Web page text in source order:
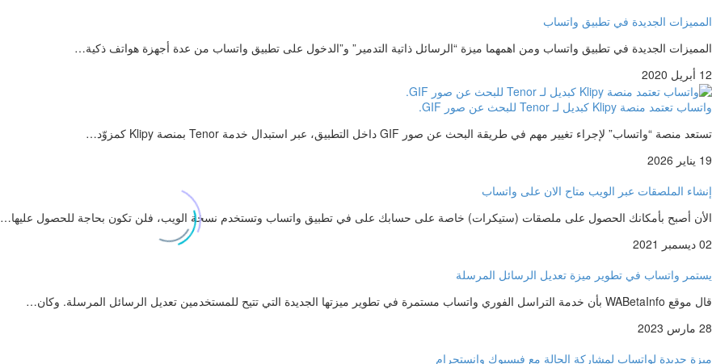
المميزات الجديدة في تطبيق واتساب
المميزات الجديدة في تطبيق واتساب ومن اهمهما ميزة “الرسائل ذاتية التدمير” و”الدخول على تطبيق واتساب من عدة أجهزة هواتف ذكية…
12 أبريل 2020
واتساب تعتمد منصة Klipy كبديل لـ Tenor للبحث عن صور GIF.
تستعد منصة “واتساب” لإجراء تغيير مهم في طريقة البحث عن صور GIF داخل التطبيق، عبر استبدال خدمة Tenor بمنصة Klipy كمزوّد…
19 يناير 2026
إنشاء الملصقات عبر الويب متاح الان على واتساب
الأن أصبح بأمكانك الحصول على ملصقات (ستيكرات) خاصة على حسابك على في تطبيق واتساب وتستخدم نسخة الويب، فلن تكون بحاجة للحصول عليها…
02 ديسمبر 2021
يستمر واتساب في تطوير ميزة تعديل الرسائل المرسلة
قال موقع WABetaInfo بأن خدمة التراسل الفوري واتساب مستمرة في تطوير ميزتها الجديدة التي تتيح للمستخدمين تعديل الرسائل المرسلة. وكان…
28 مارس 2023
ميزة جديدة لواتساب لمشاركة الحالة مع فيسبوك وإنستجرام